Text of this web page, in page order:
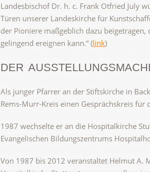
Landesbischof Dr. h. c. Frank Otfried July
Türen unserer Landeskirche für
der Pioniere maßgeblich dazu beigetragen,
gelingend ereignen kann.“ (link)
DER
Als junger Pfarrer an der Stiftskirche in
Rems-Murr-Kreis einen Gesprächskreis für
1987 wechselte er an die Hospitalkirche
Evangelischen Bildungszentrums
Von 1987 bis 2012 veranstaltet Helmut A.